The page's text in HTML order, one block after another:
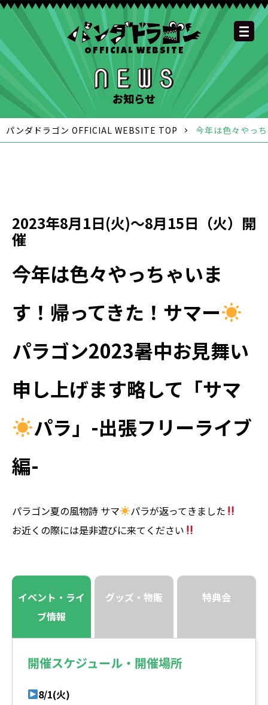
OFFICIAL WEBSITEOFFICIAL SITE TOP
NEWS MEMBER
SCHEDULE DISCOGRAPHY
GOODS
FAQ CONTACT
YOUTUBE
CHANNEL
INSTAGRAM
OFFICIAL
TWITTER
OFFICIAL LINE
ACCOUNT
OFFICIAL
TIKTOK
お知らせ
パンダドラゴン OFFICIAL WEBSITE TOP 今年は色々やっ
2023年8月1日(火)〜8月15日（火）開
催
今年は色々やっちゃいま
す！帰ってきた！サマー
パラゴン2023暑中お見舞い
申し上げます略して「サマ
パラ」-出張フリーライブ
編-
パラゴン夏の風物詩 サマ
パラが返ってきました
お近くの際には是非遊びに来てください
イベント・ライ
ブ情報
開催スケジュール・開催場所
8/1(火)
グッズ・物販 特典会